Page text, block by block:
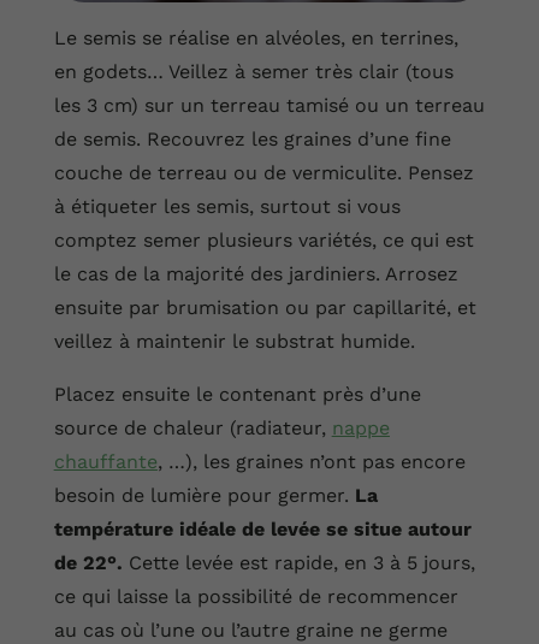
Le semis se réalise en alvéoles, en terrines,
en godets… Veillez à semer très clair (tous
les 3 cm) sur un terreau tamisé ou un terreau
de semis. Recouvrez les graines d’une fine
couche de terreau ou de vermiculite. Pensez
à étiqueter les semis, surtout si vous
comptez semer plusieurs variétés, ce qui est
le cas de la majorité des jardiniers. Arrosez
ensuite par brumisation ou par capillarité, et
veillez à maintenir le substrat humide.
Placez ensuite le contenant près d’une
source de chaleur (radiateur, nappe
chauffante, …), les graines n’ont pas encore
besoin de lumière pour germer. La
température idéale de levée se situe autour
de 22°. Cette levée est rapide, en 3 à 5 jours,
ce qui laisse la possibilité de recommencer
au cas où l’une ou l’autre graine ne germe